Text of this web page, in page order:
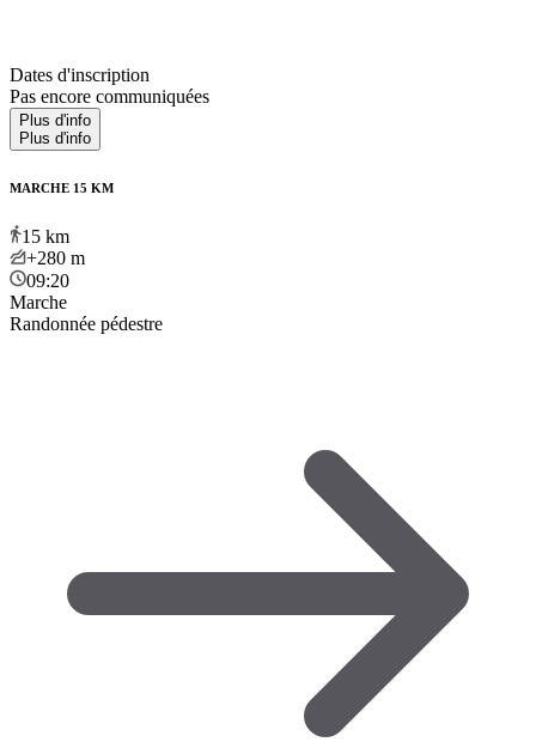
Dates d'inscription
Pas encore communiquées
Plus d'info
Plus d'info
MARCHE 15 KM
15 km
+280 m
09:20
Marche
Randonnée pédestre